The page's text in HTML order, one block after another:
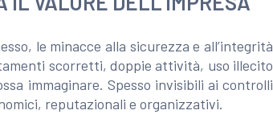
le minacce alla sicurezza e all’integrità
scorretti, doppie attività, uso illecito
immaginare. Spesso invisibili ai controlli
reputazionali e organizzativi.